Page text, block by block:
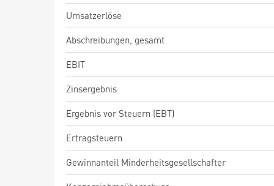
Umsatzerlöse
Abschreibungen, gesamt
EBIT
Zinsergebnis
Ergebnis vor Steuern (EBT)
Ertragsteuern
Gewinnanteil Minderheitsgesellschafter